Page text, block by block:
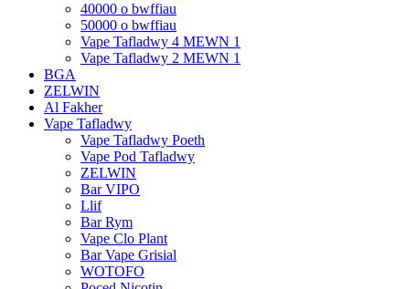
40000 o bwffiau
50000 o bwffiau
Vape Tafladwy 4 MEWN 1
Vape Tafladwy 2 MEWN 1
BGA
ZELWIN
Al Fakher
Vape Tafladwy
Vape Tafladwy Poeth
Vape Pod Tafladwy
ZELWIN
Bar VIPO
Llif
Bar Rym
Vape Clo Plant
Bar Vape Grisial
WOTOFO